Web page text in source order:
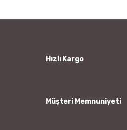
Ürün bilgilerinde hatalar bulunuyor.
Hızlı Kargo
Müşteri Memnuniyeti